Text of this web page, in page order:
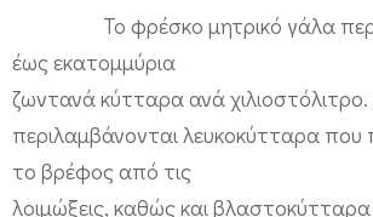
α
Ε
ν
τ
Το φρέσκο μητρικό γάλα
έως εκατομμύρια
ζωντανά κύτταρα ανά
περιλαμβάνονται λευκοκύτταρα
το βρέφος από τις
λοιμώξεις, καθώς και